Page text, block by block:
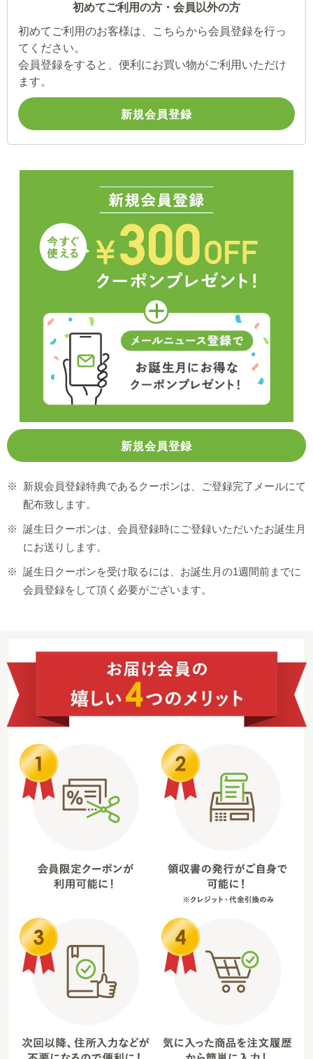
初めてご利用の方・会員以外の方
初めてご利用のお客様は、こちらから会員登録を行っ
てください。
会員登録をすると、便利にお買い物がご利用いただけ
ます。
※
新規会員登録特典であるクーポンは、ご登録完了メールにて
配布致します。
※ 誕生日クーポンは、会員登録時にご登録いただいたお誕生月
にお送りします。
※ 誕生日クーポンを受け取るには、お誕生月の1週間前までに
会員登録をして頂く必要がございます。